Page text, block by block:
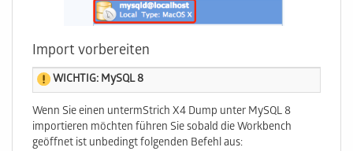
Import vorbereiten
WICHTIG: MySQL 8
Wenn Sie einen untermStrich X4 Dump unter MySQL 8
importieren möchten führen Sie sobald die Workbench
geöffnet ist unbedingt folgenden Befehl aus: